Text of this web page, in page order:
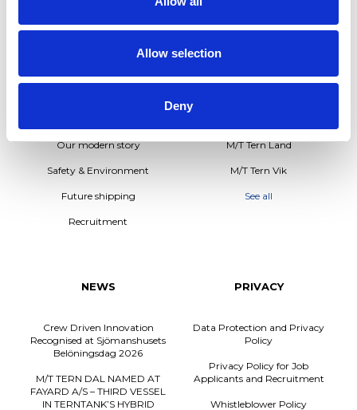
Allow selection
Deny
ABOUT US
Our modern story
Safety & Environment
Future shipping
Recruitment
OUR FLEET
M/T Tern Land
M/T Tern Vik
See all
NEWS
Crew Driven Innovation
Recognised at Sjömanshusets
Belöningsdag 2026
M/T TERN DAL NAMED AT
FAYARD A/S – THIRD VESSEL
IN TERNTANK’S HYBRID
PRIVACY
Data Protection and Privacy
Policy
Privacy Policy for Job
Applicants and Recruitment
Whistleblower Policy